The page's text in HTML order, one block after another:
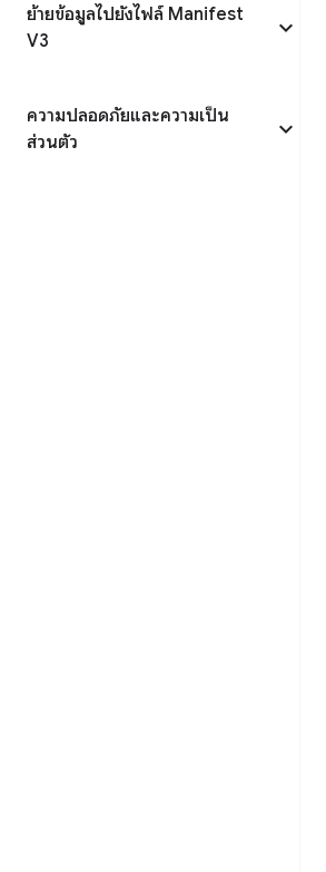
ย้ายข้อมูลไปยังไฟล์ Manifest
V3
ความปลอดภัยและความเป็น
ส่วนตัว